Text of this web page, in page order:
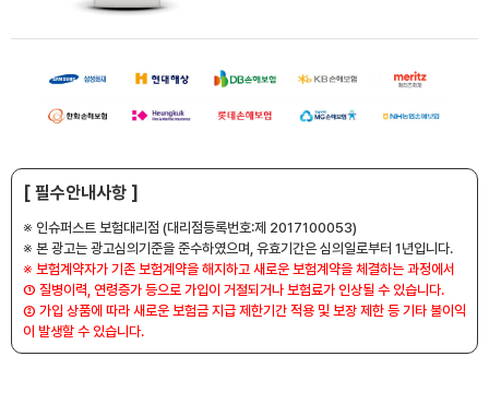
[ 필수안내사항 ]
※ 인슈퍼스트 보험대리점 (대리점등록번호:제 2017100053)
※ 본 광고는 광고심의기준을 준수하였으며, 유효기간은 심의일로부터 1년입니다.
※ 보험계약자가 기존 보험계약을 해지하고 새로운 보험계약을 체결하는 과정에서
① 질병이력, 연령증가 등으로 가입이 거절되거나 보험료가 인상될 수 있습니다.
② 가입 상품에 따라 새로운 보험금 지급 제한기간 적용 및 보장 제한 등 기타 불이익
이 발생할 수 있습니다.